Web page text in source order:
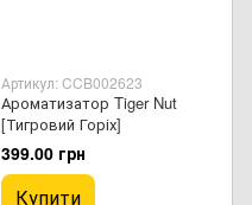
Артикул: CCB002623
Ароматизатор Tiger Nut
[Тигровий Горіх]
399.00 грн
Купити